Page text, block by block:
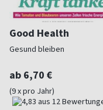
Good Health
Gesund bleiben
ab 6,70 €
(9 x pro Jahr)